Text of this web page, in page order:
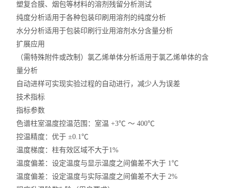
塑复合膜、烟包等材料的溶剂残留分析测试
纯度分析适用于各种包装印刷用溶剂的纯度分析
水分分析适用于包装印刷行业用溶剂水分含量分析
扩展应用
（需特殊附件或改制）氯乙烯单体分析适用于氯乙烯单体的含
量分析
自动进样可实现实验过程的自动进行，减少人为误差
技术指标
指标参数
色谱柱室温度控温范围：室温 +3℃ ～ 400℃
控温精度：优于 ±0.1℃
温度梯度：柱有效区域不大于1%
温度偏差：设定温度与显示温度之间偏差不大于 1℃
温度偏差：设定温度与实际温度之间偏差不大于 2%